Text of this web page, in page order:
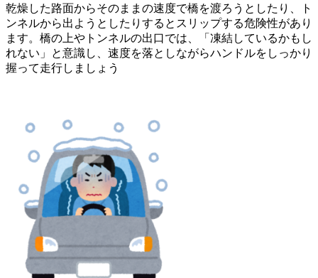
乾燥した路面からそのままの速度で橋を渡ろうとしたり、ト
ンネルから出ようとしたりするとスリップする危険性があり
ます。橋の上やトンネルの出口では、「凍結しているかもし
れない」と意識し、速度を落としながらハンドルをしっかり
握って走行しましょう